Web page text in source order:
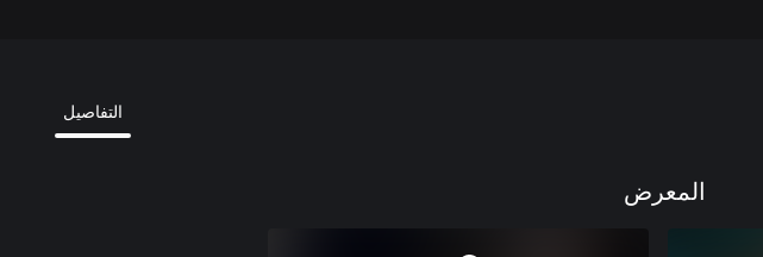
التفاصيل
المعرض